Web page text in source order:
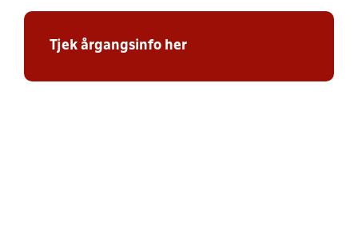
Tjek årgangsinfo her